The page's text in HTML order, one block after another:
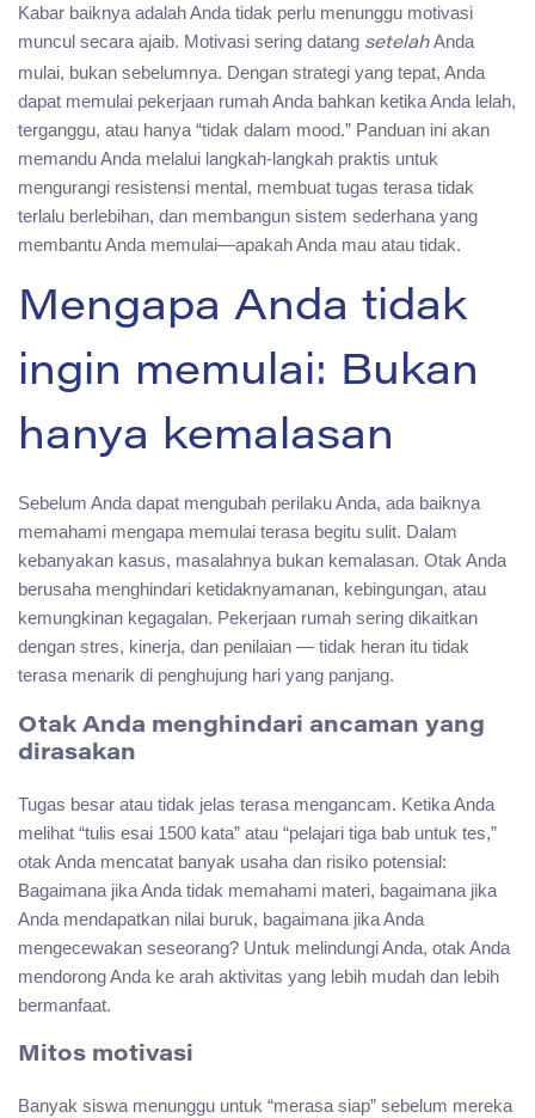
Kabar baiknya adalah Anda tidak perlu menunggu motivasi
muncul secara ajaib. Motivasi sering datang setelah Anda
mulai, bukan sebelumnya. Dengan strategi yang tepat, Anda
dapat memulai pekerjaan rumah Anda bahkan ketika Anda lelah,
terganggu, atau hanya “tidak dalam mood.” Panduan ini akan
memandu Anda melalui langkah-langkah praktis untuk
mengurangi resistensi mental, membuat tugas terasa tidak
terlalu berlebihan, dan membangun sistem sederhana yang
membantu Anda memulai—apakah Anda mau atau tidak.
Mengapa Anda tidak
ingin memulai: Bukan
hanya kemalasan
Sebelum Anda dapat mengubah perilaku Anda, ada baiknya
memahami mengapa memulai terasa begitu sulit. Dalam
kebanyakan kasus, masalahnya bukan kemalasan. Otak Anda
berusaha menghindari ketidaknyamanan, kebingungan, atau
kemungkinan kegagalan. Pekerjaan rumah sering dikaitkan
dengan stres, kinerja, dan penilaian — tidak heran itu tidak
terasa menarik di penghujung hari yang panjang.
Otak Anda menghindari ancaman yang
dirasakan
Tugas besar atau tidak jelas terasa mengancam. Ketika Anda
melihat “tulis esai 1500 kata” atau “pelajari tiga bab untuk tes,”
otak Anda mencatat banyak usaha dan risiko potensial:
Bagaimana jika Anda tidak memahami materi, bagaimana jika
Anda mendapatkan nilai buruk, bagaimana jika Anda
mengecewakan seseorang? Untuk melindungi Anda, otak Anda
mendorong Anda ke arah aktivitas yang lebih mudah dan lebih
bermanfaat.
Mitos motivasi
Banyak siswa menunggu untuk “merasa siap” sebelum mereka